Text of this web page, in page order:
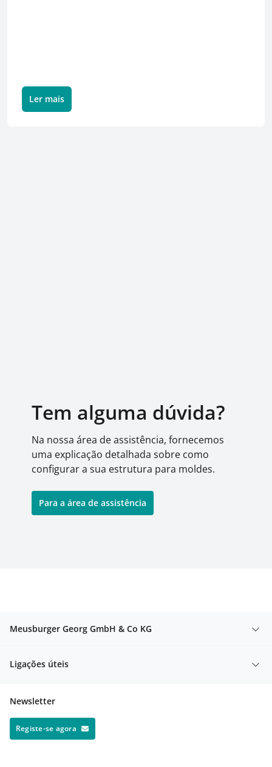
Ler mais
Tem alguma dúvida?
Na nossa área de assistência, fornecemos
uma explicação detalhada sobre como
configurar a sua estrutura para moldes.
Para a área de assistência
Meusburger Georg GmbH & Co KG
Ligações úteis
Newsletter
Registe-se agora